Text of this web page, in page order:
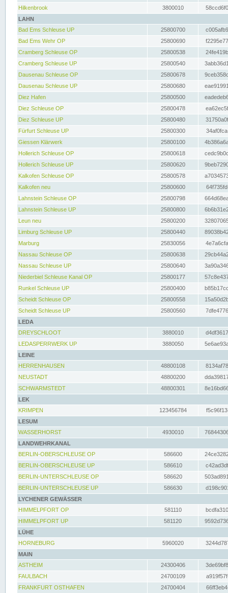
Hilkenbrook
3800010
LAHN
Bad Ems Schleuse UP
25800700
Bad Ems Wehr OP
25800690
Cramberg Schleuse OP
25800538
Cramberg Schleuse UP
25800540
Dausenau Schleuse OP
25800678
Dausenau Schleuse UP
25800680
Diez Hafen
25800500
Diez Schleuse OP
25800478
Diez Schleuse UP
25800480
Fürfurt Schleuse UP
25800300
Giessen Klärwerk
25800100
Hollerich Schleuse OP
25800618
Hollerich Schleuse UP
25800620
Kalkofen Schleuse OP
25800578
Kalkofen neu
25800600
Lahnstein Schleuse OP
25800798
Lahnstein Schleuse UP
25800800
Leun neu
25800200
Limburg Schleuse UP
25800440
Marburg
25830056
Nassau Schleuse OP
25800638
Nassau Schleuse UP
25800640
Niederbiel Schleuse Kanal OP
25800177
Runkel Schleuse UP
25800400
Scheidt Schleuse OP
25800558
Scheidt Schleuse UP
25800560
LEDA
DREYSCHLOOT
3880010
LEDASPERRWERK UP
3880050
LEINE
HERRENHAUSEN
48800108
NEUSTADT
48800200
SCHWARMSTEDT
48800301
LEK
KRIMPEN
123456784
LESUM
WASSERHORST
4930010
LANDWEHRKANAL
BERLIN-OBERSCHLEUSE OP
586600
BERLIN-OBERSCHLEUSE UP
586610
BERLIN-UNTERSCHLEUSE OP
586620
BERLIN-UNTERSCHLEUSE UP
586630
LYCHENER GEWÄSSER
HIMMELPFORT OP
581110
HIMMELPFORT UP
581120
LÜHE
HORNEBURG
5960020
MAIN
ASTHEIM
24300406
FAULBACH
24700109
FRANKFURT OSTHAFEN
24700404